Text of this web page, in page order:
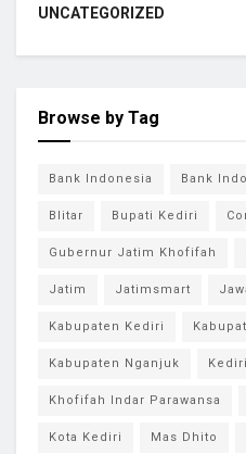
UNCATEGORIZED
Browse by Tag
Bank Indonesia Bank
Blitar Bupati Kediri
Gubernur Jatim Khofifah
Jatim Jatimsmart
Kabupaten Kediri
Kabupaten Nganjuk Kediri
Khofifah Indar Parawansa
Kota Kediri Mas Dhito